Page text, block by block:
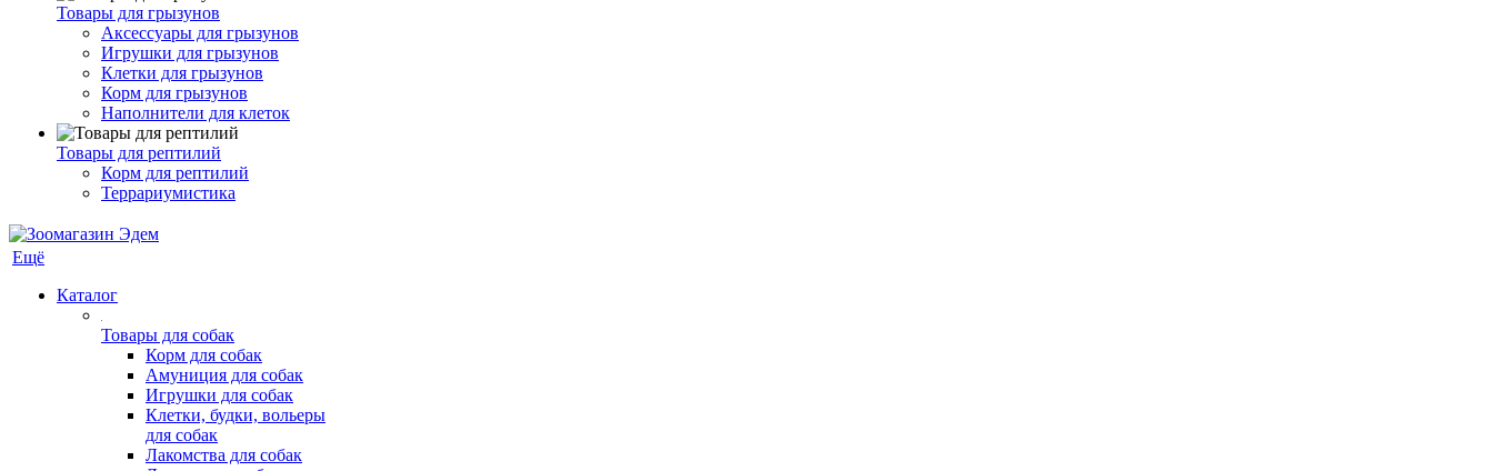
Товары для грызунов
Аксессуары для грызунов
Игрушки для грызунов
Клетки для грызунов
Корм для грызунов
Наполнители для клеток
Товары для рептилий
Корм для рептилий
Террариумистика
Ещё
Каталог
Товары для собак
Корм для собак
Амуниция для собак
Игрушки для собак
Клетки, будки, вольеры
для собак
Лакомства для собак